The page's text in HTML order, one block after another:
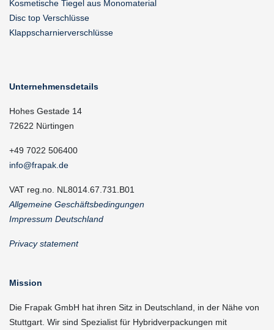
Kosmetische Tiegel aus Monomaterial
Disc top Verschlüsse
Klappscharnierverschlüsse
Unternehmensdetails
Hohes Gestade 14
72622 Nürtingen
+49 7022 506400
info@frapak.de
VAT reg.no. NL8014.67.731.B01
Allgemeine Geschäftsbedingungen
Impressum Deutschland
Privacy statement
Mission
Die Frapak GmbH hat ihren Sitz in Deutschland, in der Nähe von
Stuttgart. Wir sind Spezialist für Hybridverpackungen mit